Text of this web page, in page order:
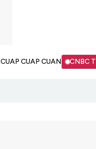
CUAP CUAP CUAN CNBC